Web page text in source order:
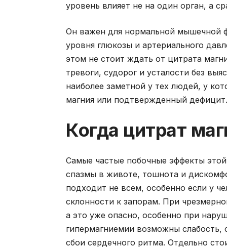
уровень влияет не на один орган, а
Он важен для нормальной мышечной
уровня глюкозы и артериального
этом не стоит ждать от цитрата
тревоги, судорог и усталости без
наиболее заметной у тех людей, у
магния или подтвержденный дефицит.
Когда цитрат
Самые частые побочные эффекты
спазмы в животе, тошнота и
подходит не всем, особенно если у
склонности к запорам. При
а это уже опасно, особенно при
гипермагниемии возможны
сбои сердечного ритма. Отдельно